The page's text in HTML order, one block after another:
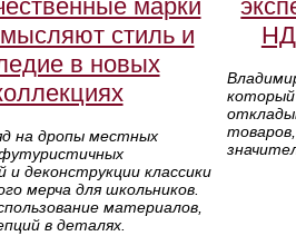
марки
стиль и
в новых
на дропы местных
и деконструкции классики
мерча для школьников.
материалов,
в деталях.